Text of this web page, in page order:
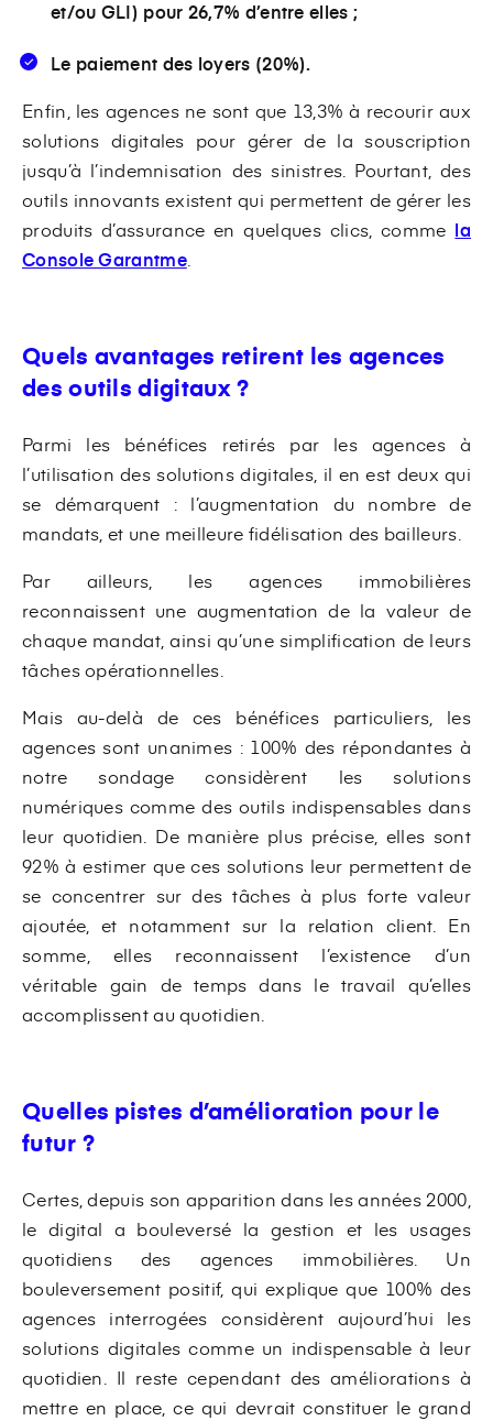
et/ou GLI) pour 26,7% d’entre elles ;
Le paiement des loyers (20%).
Enfin, les agences ne sont que 13,3% à recourir aux
solutions digitales pour gérer de la souscription
jusqu’à l’indemnisation des sinistres. Pourtant, des
outils innovants existent qui permettent de gérer les
produits d’assurance en quelques clics, comme la
Console Garantme.
Quels avantages retirent les agences
des outils digitaux ?
Parmi les bénéfices retirés par les agences à
l’utilisation des solutions digitales, il en est deux qui
se démarquent : l’augmentation du nombre de
mandats, et une meilleure fidélisation des bailleurs.
Par ailleurs, les agences immobilières
reconnaissent une augmentation de la valeur de
chaque mandat, ainsi qu’une simplification de leurs
tâches opérationnelles.
Mais au-delà de ces bénéfices particuliers, les
agences sont unanimes : 100% des répondantes à
notre sondage considèrent les solutions
numériques comme des outils indispensables dans
leur quotidien. De manière plus précise, elles sont
92% à estimer que ces solutions leur permettent de
se concentrer sur des tâches à plus forte valeur
ajoutée, et notamment sur la relation client. En
somme, elles reconnaissent l’existence d’un
véritable gain de temps dans le travail qu’elles
accomplissent au quotidien.
Quelles pistes d’amélioration pour le
futur ?
Certes, depuis son apparition dans les années 2000,
le digital a bouleversé la gestion et les usages
quotidiens des agences immobilières. Un
bouleversement positif, qui explique que 100% des
agences interrogées considèrent aujourd’hui les
solutions digitales comme un indispensable à leur
quotidien. Il reste cependant des améliorations à
mettre en place, ce qui devrait constituer le grand